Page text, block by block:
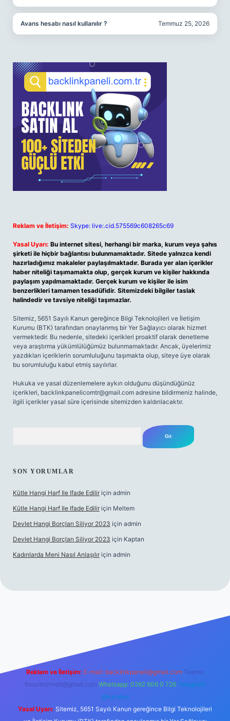
Avans hesabı nasıl kullanılır ? Temmuz 25, 2026
Reklam ve İletişim: Skype: live:.cid.575569c608265c69
Yasal Uyarı: Bu internet sitesi, herhangi bir marka, kurum veya şahıs
şirketi ile hiçbir bağlantısı bulunmamaktadır. Sitede yalnızca kendi
hazırladığımız makaleler paylaşılmaktadır. Burada yer alan içerikler
haber niteliği taşımamakta olup, gerçek kurum ve kişiler hakkında
paylaşım yapılmamaktadır. Gerçek kurum ve kişiler ile isim
benzerlikleri tamamen tesadüfidir. Sitemizdeki bilgiler taslak
halindedir ve tavsiye niteliği taşımazlar.
Sitemiz, 5651 Sayılı Kanun gereğince Bilgi Teknolojileri ve İletişim
Kurumu (BTK) tarafından onaylanmış bir Yer Sağlayıcı olarak hizmet
vermektedir. Bu nedenle, sitedeki içerikleri proaktif olarak denetleme
veya araştırma yükümlülüğümüz bulunmamaktadır. Ancak, üyelerimiz
yazdıkları içeriklerin sorumluluğunu taşımakta olup, siteye üye olarak
bu sorumluluğu kabul etmiş sayılırlar.
Hukuka ve yasal düzenlemelere aykırı olduğunu düşündüğünüz
içerikleri, backlinkpanelicomtr@gmail.com adresine bildirmeniz halinde,
ilgili içerikler yasal süre içerisinde sitemizden kaldırılacaktır.
SON YORUMLAR
Kütle Hangi Harf Ile Ifade Edilir için admin
Kütle Hangi Harf Ile Ifade Edilir için Meltem
Devlet Hangi Borçları Siliyor 2023 için admin
Devlet Hangi Borçları Siliyor 2023 için Kaptan
Kadınlarda Meni Nasıl Anlaşılır için admin
Betexper
Reklam ve İletişim: E-mail: backlinkpaneli@gmail.com Teams:
forumhizmeti@gmail.com Whatsapp: 0262 606 0 726 Telegram:
@karabul
Yasal Uyarı: Sitemiz, 5651 Sayılı Kanun gereğince Bilgi Teknolojileri